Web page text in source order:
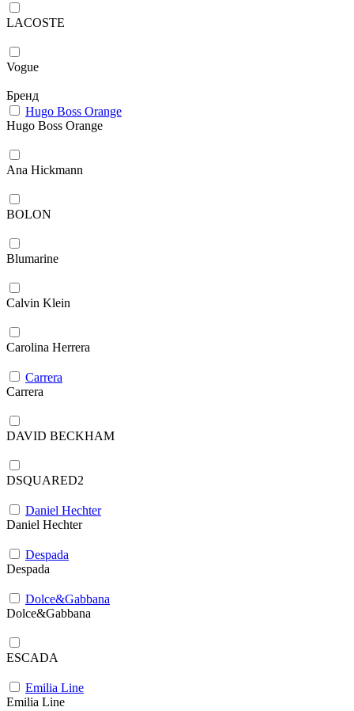
LACOSTE
Vogue
Бренд
Hugo Boss Orange
Hugo Boss Orange
Ana Hickmann
BOLON
Blumarine
Calvin Klein
Carolina Herrera
Carrera
Carrera
DAVID BECKHAM
DSQUARED2
Daniel Hechter
Daniel Hechter
Despada
Despada
Dolce&Gabbana
Dolce&Gabbana
ESCADA
Emilia Line
Emilia Line